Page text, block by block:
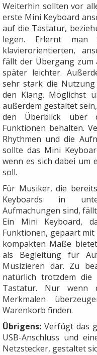
Weiterhin sollten vor
erste Mini Keyboard
auf die Tastatur,
legen. Erlernt man
klavierorientierten,
fällt der Übergang zum
später leichter.
sehr stark die
den Klang. Möglichst
außerdem gestaltet
den Überblick über
Funktionen behalten.
Rhythmen und die
sollte das Mini
wenn es sich dabei um
soll.
Für Musiker, die
Keyboards in
Aufmachungen sind,
Ein Mini Keyboard,
Funktionen, gepaart
kompakten Maße
als Begleitung für
Musizieren dar. Zu
natürlich trotzdem die
Tastatur. Nur wenn
Merkmalen
Warenkorb finden.
Übrigens: Verfügt das
USB-Anschluss und
Netzstecker, gestaltet